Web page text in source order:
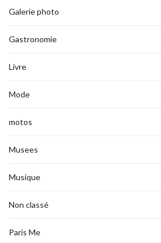
Galerie photo
Gastronomie
Livre
Mode
motos
Musees
Musique
Non classé
Paris Me